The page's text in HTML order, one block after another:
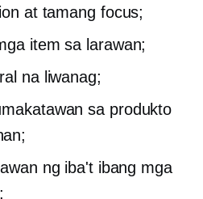
at tamang focus;
item sa larawan;
na liwanag;
sa produkto
ng iba't ibang mga